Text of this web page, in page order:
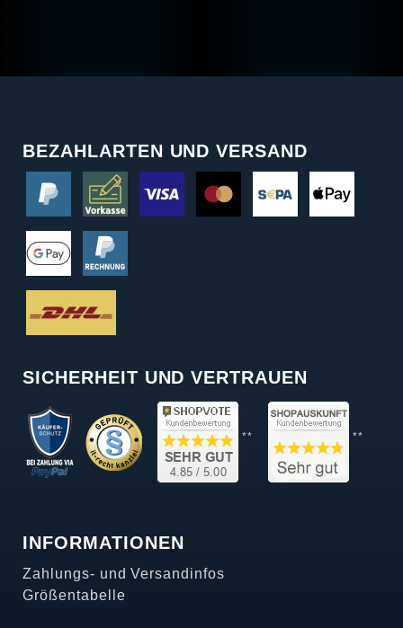
BEZAHLARTEN UND VERSAND
SICHERHEIT UND VERTRAUEN
** **
INFORMATIONEN
Zahlungs- und Versandinfos
Größentabelle